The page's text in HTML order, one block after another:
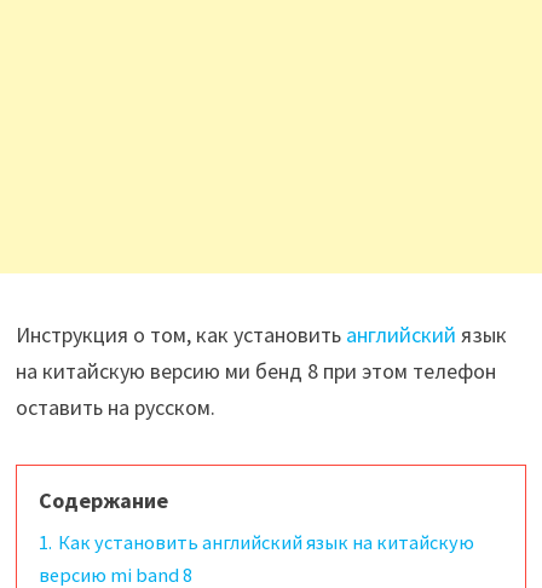
Инструкция о том, как установить английский язык
на китайскую версию ми бенд 8 при этом телефон
оставить на русском.
Содержание
1. Как установить английский язык на китайскую
версию mi band 8